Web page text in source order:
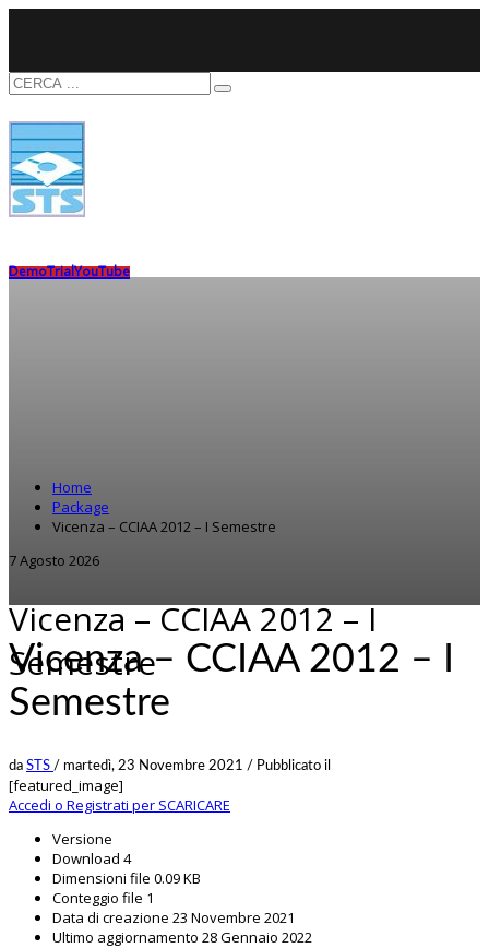
DemoTrialYouTube
Home
Package
Vicenza – CCIAA 2012 – I Semestre
7 Agosto 2026
Vicenza – CCIAA 2012 – I
Semestre
Vicenza – CCIAA 2012 – I
Semestre
da STS / martedì, 23 Novembre 2021 / Pubblicato il
[featured_image]
Accedi o Registrati per SCARICARE
Versione
Download 4
Dimensioni file 0.09 KB
Conteggio file 1
Data di creazione 23 Novembre 2021
Ultimo aggiornamento 28 Gennaio 2022